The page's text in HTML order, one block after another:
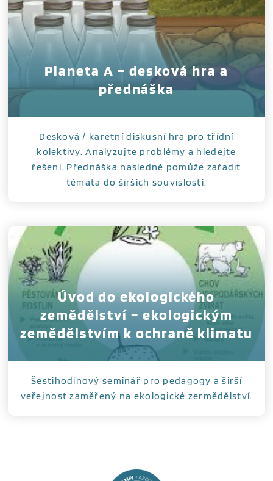
Planeta A – desková hra a
přednáška
Desková / karetní diskusní hra pro třídní
kolektivy. Analyzujte problémy a hledejte
řešení. Přednáška nasledně pomůže zařadit
témata do širších souvislostí.
Úvod do ekologického
zemědělství – ekologickým
zemědělstvím k ochraně klimatu
Šestihodinový seminář pro pedagogy a širší
veřejnost zaměřený na ekologické zermědělství.